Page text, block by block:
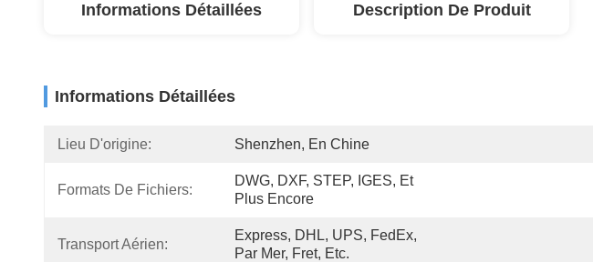
Informations Détaillées Description De Produit
Informations Détaillées
Lieu D'origine: Shenzhen, En Chine
Formats De Fichiers:
DWG, DXF, STEP, IGES, Et
Plus Encore
Transport Aérien:
Express, DHL, UPS, FedEx,
Par Mer, Fret, Etc.